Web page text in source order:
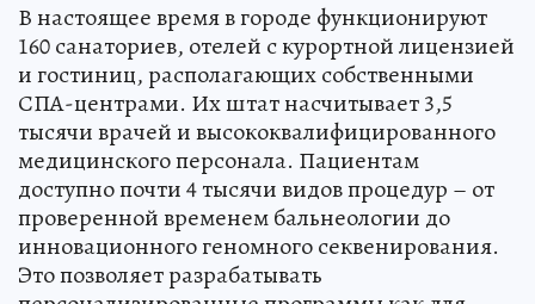
В настоящее время в городе функционируют
160 санаториев, отелей с курортной лицензией
и гостиниц, располагающих собственными
СПА-центрами. Их штат насчитывает 3,5
тысячи врачей и высококвалифицированного
медицинского персонала. Пациентам
доступно почти 4 тысячи видов процедур – от
проверенной временем бальнеологии до
инновационного геномного секвенирования.
Это позволяет разрабатывать